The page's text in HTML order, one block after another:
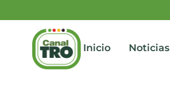
Inicio Noticias